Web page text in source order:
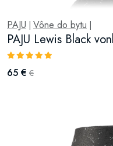
PAJU Vône do bytu
PAJU Lewis Black
65 € €